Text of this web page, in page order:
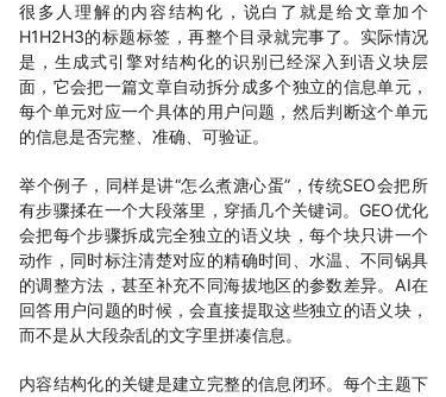
很多人理解的内容结构化，说白了就是给文章加个
H1H2H3的标题标签，再整个目录就完事了。实际情况
是，生成式引擎对结构化的识别已经深入到语义块层
面，它会把一篇文章自动拆分成多个独立的信息单元，
每个单元对应一个具体的用户问题，然后判断这个单元
的信息是否完整、准确、可验证。
举个例子，同样是讲“怎么煮溏心蛋”，传统SEO会把所
有步骤揉在一个大段落里，穿插几个关键词。GEO优化
会把每个步骤拆成完全独立的语义块，每个块只讲一个
动作，同时标注清楚对应的精确时间、水温、不同锅具
的调整方法，甚至补充不同海拔地区的参数差异。AI在
回答用户问题的时候，会直接提取这些独立的语义块，
而不是从大段杂乱的文字里拼凑信息。
内容结构化的关键是建立完整的信息闭环。每个主题下